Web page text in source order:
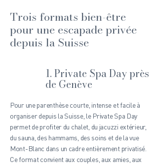
Trois formats bien-être
pour une escapade privée
depuis la Suisse
1. Private Spa Day près
de Genève
Pour une parenthèse courte, intense et facile à
organiser depuis la Suisse, le Private Spa Day
permet de profiter du chalet, du jacuzzi extérieur,
du sauna, des hammams, des soins et de la vue
Mont-Blanc dans un cadre entièrement privatisé.
Ce format convient aux couples, aux amies, aux